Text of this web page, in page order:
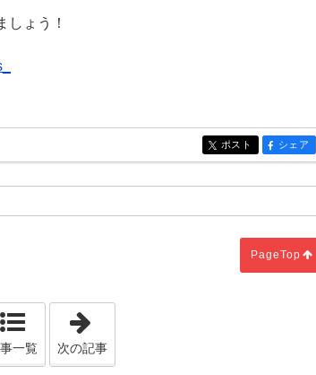
しょう！
entry268
ポスト entry268
シェア
PageTop
風呂では鼻歌派？大声で歌う派？」
一覧 次の記事